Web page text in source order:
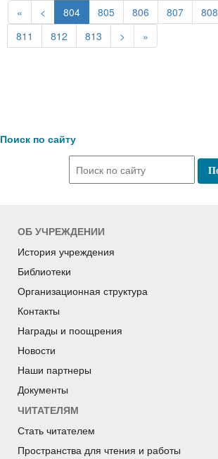
« < 804 805 806 807 808
811
812 813 > »
Поиск по сайту
ОБ УЧРЕЖДЕНИИ
История учреждения
Библиотеки
Организационная структура
Контакты
Награды и поощрения
Новости
Наши партнеры
Документы
ЧИТАТЕЛЯМ
Стать читателем
Пространства для чтения и работы